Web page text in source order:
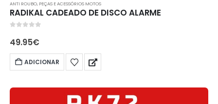
ANTI ROUBO, PEÇAS E ACESSÓRIOS MOTOS
RADIKAL CADEADO DE DISCO ALARME
49.95€
ADICIONAR